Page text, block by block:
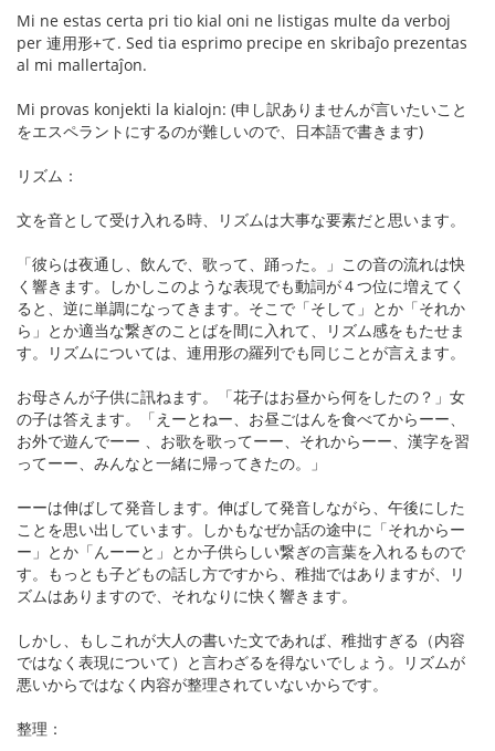
Mi ne estas certa pri tio kial oni ne listigas multe da verboj
per 連用形+て. Sed tia esprimo precipe en skribaĵo prezentas
al mi mallertaĵon.
Mi provas konjekti la kialojn: (申し訳ありませんが言いたいこと
をエスペラントにするのが難しいので、日本語で書きます)
リズム：
文を音として受け入れる時、リズムは大事な要素だと思います。
「彼らは夜通し、飲んで、歌って、踊った。」この音の流れは快
く響きます。しかしこのような表現でも動詞が４つ位に増えてく
ると、逆に単調になってきます。そこで「そして」とか「それか
ら」とか適当な繋ぎのことばを間に入れて、リズム感をもたせま
す。リズムについては、連用形の羅列でも同じことが言えます。
お母さんが子供に訊ねます。「花子はお昼から何をしたの？」女
の子は答えます。「えーとねー、お昼ごはんを食べてからーー、
お外で遊んでーー 、お歌を歌ってーー、それからーー、漢字を習
ってーー、みんなと一緒に帰ってきたの。」
ーーは伸ばして発音します。伸ばして発音しながら、午後にした
ことを思い出しています。しかもなぜか話の途中に「それからー
ー」とか「んーーと」とか子供らしい繋ぎの言葉を入れるもので
す。もっとも子どもの話し方ですから、稚拙ではありますが、リ
ズムはありますので、それなりに快く響きます。
しかし、もしこれが大人の書いた文であれば、稚拙すぎる（内容
ではなく表現について）と言わざるを得ないでしょう。リズムが
悪いからではなく内容が整理されていないからです。
整理：